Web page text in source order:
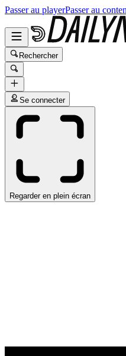
Passer au playerPasser au
Rechercher
Se connecter
Regarder en plein écran